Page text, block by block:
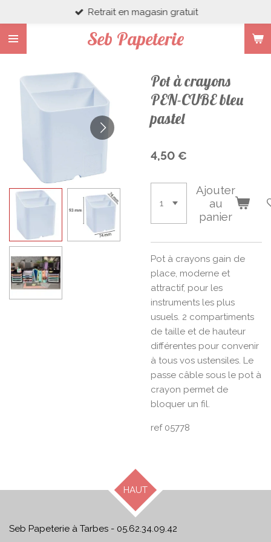
au
contenu
principal
Seb Papeterie
Retrait en magasin gratuit
Pot à crayons
PEN-CUBE bleu
pastel
4,50 €
Ajouter
au
panier
Pot à crayons gain de
place, moderne et
attractif, pour les
instruments les plus
usuels. 2 compartiments
de taille et de hauteur
différentes pour convenir
à tous vos ustensiles. Le
passe câble sous le pot à
crayon permet de
bloquer un fil.
ref 05778
HAUT
Seb Papeterie à Tarbes - 05.62.34.09.42